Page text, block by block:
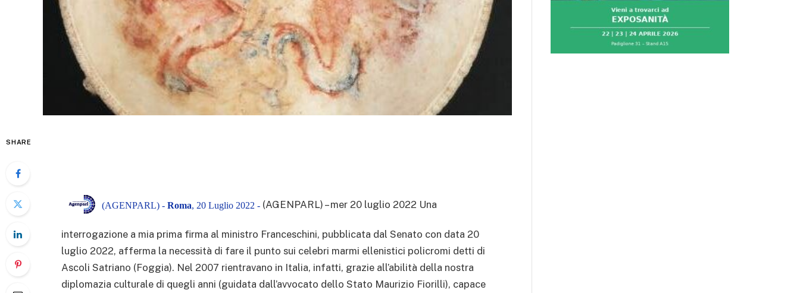
SHARE
(AGENPARL) - Roma, 20 Luglio 2022 - (AGENPARL) – mer 20 luglio 2022 Una
interrogazione a mia prima firma al ministro Franceschini, pubblicata dal Senato con data 20
luglio 2022, afferma la necessità di fare il punto sui celebri marmi ellenistici policromi detti di
Ascoli Satriano (Foggia). Nel 2007 rientravano in Italia, infatti, grazie all’abilità della nostra
diplomazia culturale di quegli anni (guidata dall’avvocato dello Stato Maurizio Fiorilli), capace